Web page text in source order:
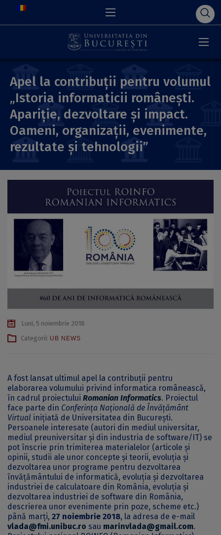
Apel la contribuții pentru volumul
„Istoria informaticii românești.
Apariție, dezvoltare și impact.
Oameni, organizații, evenimente,
rezultate și tehnologii”
Luni, 5 noiembrie 2018
Categorii: UB NEWS
A fost lansat ultimul apel la contribuții pentru
elaborarea volumului privind informatica românească,
în cadrul proiectului Romanian Informatics. Proiectul
face parte din Conferința Națională de Învățământ
Virtual inițiată de Universitatea din București.
Persoanele interesate (autori din mediul universitar,
mediul preuniversitar și din industria de software/IT) se
pot înscrie prin trimiterea materialelor (articole și
opinii, studii ale unor concepte și teorii, evoluția și
dezvoltarea unor programe pentru dezvoltarea
învățământului de informatică, evoluția și dezvoltarea
industriei de calculatoare din România, evoluția și
dezvoltarea industriei de software din România,
descrierea unor evenimente prin poze, scheme etc.)
până marți, 27 noiembrie 2018, la adresa de e-mail
vlada@fmi.unibuc.ro sau marinvlada@gmail.com.